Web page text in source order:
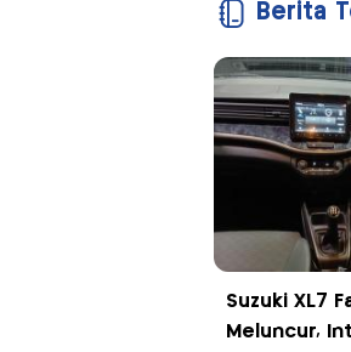
Berita
Suzuki XL7
Meluncur,